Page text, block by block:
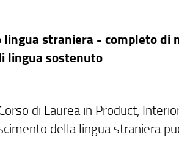
straniera - completo di
lingua sostenuto
di Laurea in Product,
della lingua straniera